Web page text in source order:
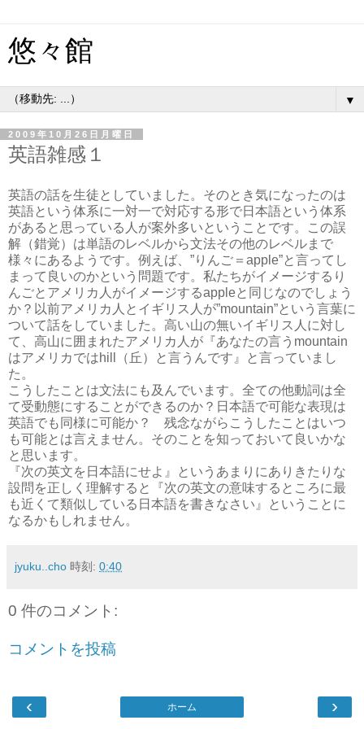
悠々館
▼
2009年10月26日月曜日
英語雑感１
英語の話を生徒としていました。そのとき気になったのは
英語という体系に一対一で対応する形で日本語という体系
があると思っている人が案外多いということです。この誤
解（錯覚）は単語のレベルから文法その他のレベルまで
様々にあるようです。例えば、”りんご＝apple”と言ってし
まって良いのかという問題です。私たちがイメージするり
んごとアメリカ人がイメージするappleと同じなのでしょう
か？以前アメリカ人とイギリス人が”mountain”という言葉に
ついて話をしていました。高い山の無いイギリス人に対し
て、高山に囲まれたアメリカ人が『あなたの言うmountain
はアメリカではhill（丘）と言うんです』と言っていまし
た。
こうしたことは文法にも及んでいます。全ての他動詞は全
て受動態にすることができるのか？日本語で可能な表現は
英語でも同様に可能か？ 残念ながらこうしたことはいつ
も可能とは言えません。そのことを知っておいて良いかな
と思います。
『次の英文を日本語にせよ』というあまりにありきたりな
設問を正しく理解すると『次の英文の意味するところに最
も近くて類似している日本語を書きなさい』ということに
なるかもしれません。
jyuku..cho 時刻: 0:40
0 件のコメント:
コメントを投稿
‹ ›
ホーム